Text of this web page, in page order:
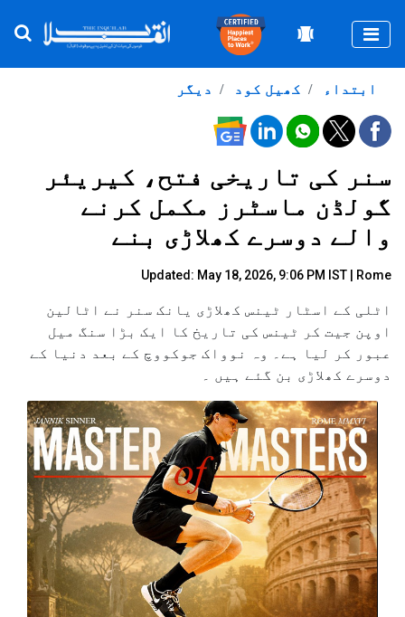
دیگر کھیل کود ابتداء
سنر کی تاریخی فتح، کیریئر
گولڈن ماسٹرز مکمل کرنے
والے دوسرے کھلاڑی بنے
Updated: May 18, 2026, 9:06 PM IST | Rome
اٹلی کے اسٹار ٹینس کھلاڑی یانک سنر نے اٹالین
اوپن جیت کر ٹینس کی تاریخ کا ایک بڑا سنگ میل
عبور کر لیا ہے۔ وہ نوواک جوکووچ کے بعد دنیا کے
دوسرے کھلاڑی بن گئے ہیں ۔